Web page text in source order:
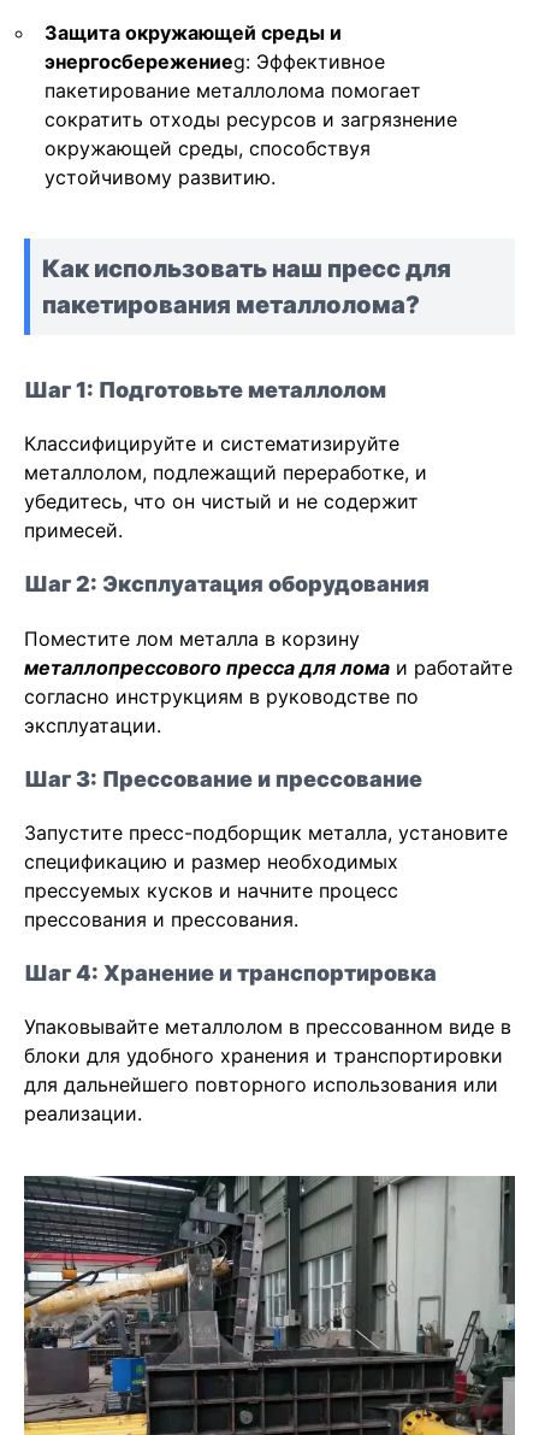
Защита окружающей среды и
энергосбережениеg: Эффективное
пакетирование металлолома помогает
сократить отходы ресурсов и загрязнение
окружающей среды, способствуя
устойчивому развитию.
Как использовать наш пресс для
пакетирования металлолома?
Шаг 1: Подготовьте металлолом
Классифицируйте и систематизируйте
металлолом, подлежащий переработке, и
убедитесь, что он чистый и не содержит
примесей.
Шаг 2: Эксплуатация оборудования
Поместите лом металла в корзину
металлопрессового пресса для лома и работайте
согласно инструкциям в руководстве по
эксплуатации.
Шаг 3: Прессование и прессование
Запустите пресс-подборщик металла, установите
спецификацию и размер необходимых
прессуемых кусков и начните процесс
прессования и прессования.
Шаг 4: Хранение и транспортировка
Упаковывайте металлолом в прессованном виде в
блоки для удобного хранения и транспортировки
для дальнейшего повторного использования или
реализации.